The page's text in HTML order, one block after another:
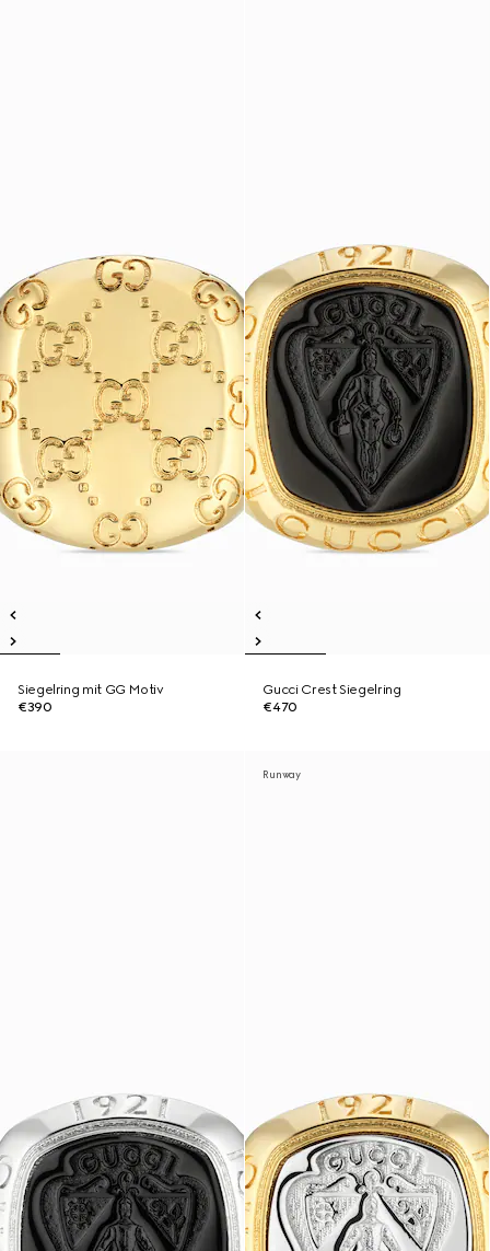
Siegelring mit GG Motiv
€390
Gucci Crest Siegelring
€470
Runway